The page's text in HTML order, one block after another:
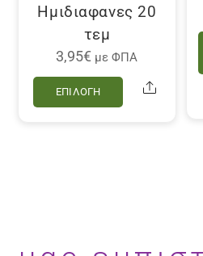
Ημιδιαφανες 20
τεμ
3,95€ με ΦΠΑ
ΕΠΙΛΟΓΉ
Αυτό
Share